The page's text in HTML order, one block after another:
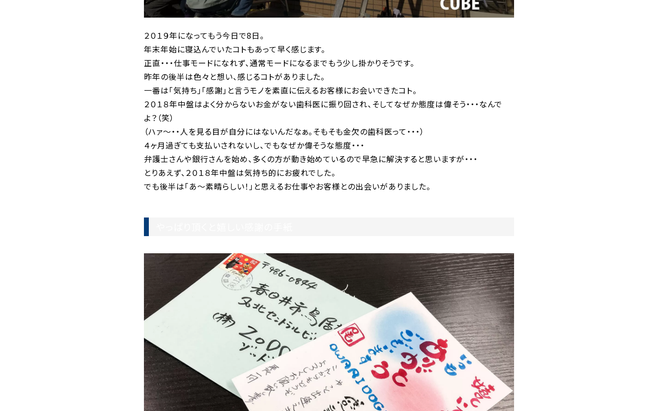
２０１９年になってもう今日で8日。
年末年始に寝込んでいたコトもあって早く感じます。
正直・・・仕事モードになれず、通常モードになるまでもう少し掛かりそうです。
昨年の後半は色々と想い、感じるコトがありました。
一番は「気持ち」「感謝」と言うモノを素直に伝えるお客様にお会いできたコト。
２０１８年中盤はよく分からないお金がない歯科医に振り回され、そしてなぜか態度は偉そう・・・なんで
よ？（笑）
（ハァ〜・・人を見る目が自分にはないんだなぁ。そもそも金欠の歯科医って・・・）
４ヶ月過ぎても支払いされないし、でもなぜか偉そうな態度・・・
弁護士さんや銀行さんを始め、多くの方が動き始めているので早急に解決すると思いますが・・・
とりあえず、２０１８年中盤は気持ち的にお疲れでした。
でも後半は「あ〜素晴らしい！」と思えるお仕事やお客様との出会いがありました。